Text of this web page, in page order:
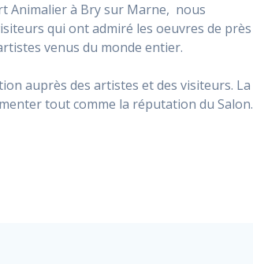
Animalier à Bry sur Marne, nous
qui ont admiré les oeuvres de près
venus du monde entier.
auprès des artistes et des visiteurs. La
tout comme la réputation du Salon.